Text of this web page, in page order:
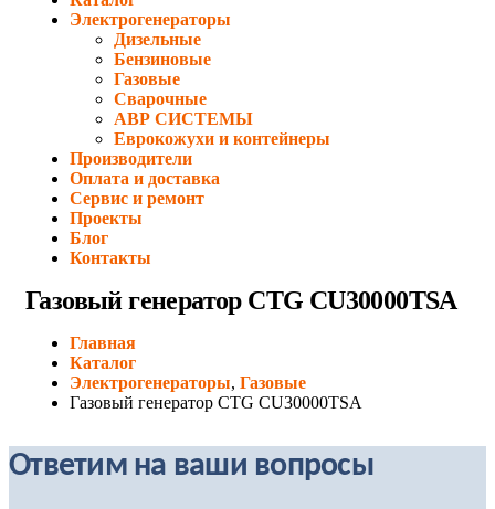
Электрогенераторы
Дизельные
Бензиновые
Газовые
Сварочные
АВР СИСТЕМЫ
Еврокожухи и контейнеры
Производители
Оплата и доставка
Сервис и ремонт
Проекты
Блог
Контакты
Газовый генератор CTG CU30000TSA
Главная
Каталог
Электрогенераторы, Газовые
Газовый генератор CTG CU30000TSA
Ответим на ваши вопросы